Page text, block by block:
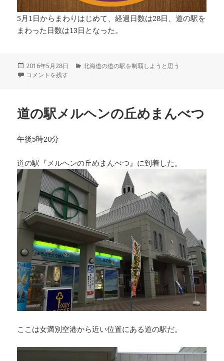
5月1日からまわりはじめて、経過日数は28日、道の駅を
まわった日数は13日となった。
投
稿
2016年5月28日
カ
北海道の道の駅を制覇しようと思う
北海道の道の駅スタンプラリー全駅完全制覇達成 に
コメントを残す
道の駅メルヘンの丘めまんべつ
午後5時20分
道の駅『メルヘンの丘めまんべつ』に到着した。
ここは女満別空港から近い位置にある道の駅だ。